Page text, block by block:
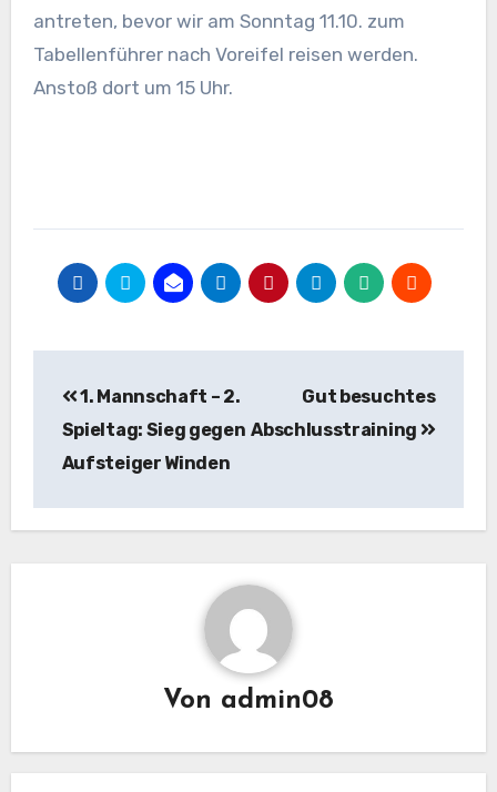
antreten, bevor wir am Sonntag 11.10. zum
Tabellenführer nach Voreifel reisen werden.
Anstoß dort um 15 Uhr.
1. Mannschaft – 2.
Spieltag: Sieg gegen
Aufsteiger Winden
Gut besuchtes
Abschlusstraining
Von admin08